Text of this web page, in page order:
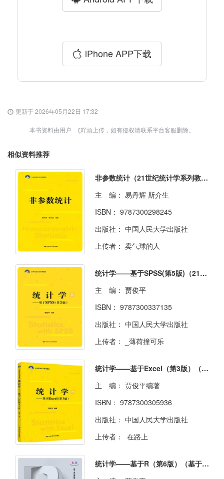
iPhone APP下载
更新于 2026年05月22日 17:32
本书资料由用户 ζ吖頭上传，如有侵权请联系平台客服删除。
相似资料推荐
非参数统计（21世纪统计学系列教材）
主 编： 易丹辉 斯介生
ISBN： 9787300298245
出版社： 中国人民大学出版社
上传者： 卖气球的人
统计学——基于SPSS(第5版)（21世纪统计学系列教材）
主 编： 贾俊平
ISBN： 9787300337135
出版社： 中国人民大学出版社
上传者：
_薄荷撞可乐
统计学——基于Excel（第3版）（21世纪统计学系列教材）
主 编： 贾俊平编著
ISBN： 9787300305936
出版社： 中国人民大学出版社
上传者：
在路上
统计学——基于R（第6版）（基于R应用的统计学丛书）